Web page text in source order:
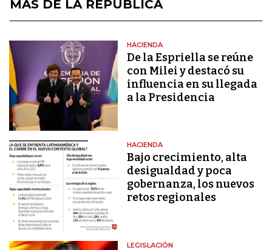
MÁS DE LA REPÚBLICA
HACIENDA
De la Espriella se reúne
con Milei y destacó su
influencia en su llegada
a la Presidencia
HACIENDA
Bajo crecimiento, alta
desigualdad y poca
gobernanza, los nuevos
retos regionales
LEGISLACIÓN